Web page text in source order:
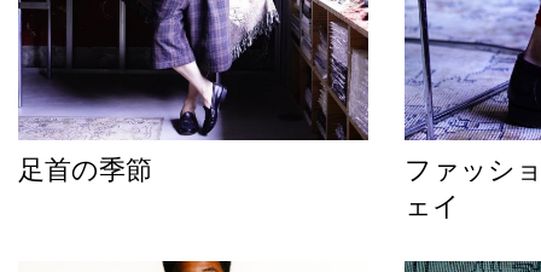
足首の季節
ファッシ
ェイ